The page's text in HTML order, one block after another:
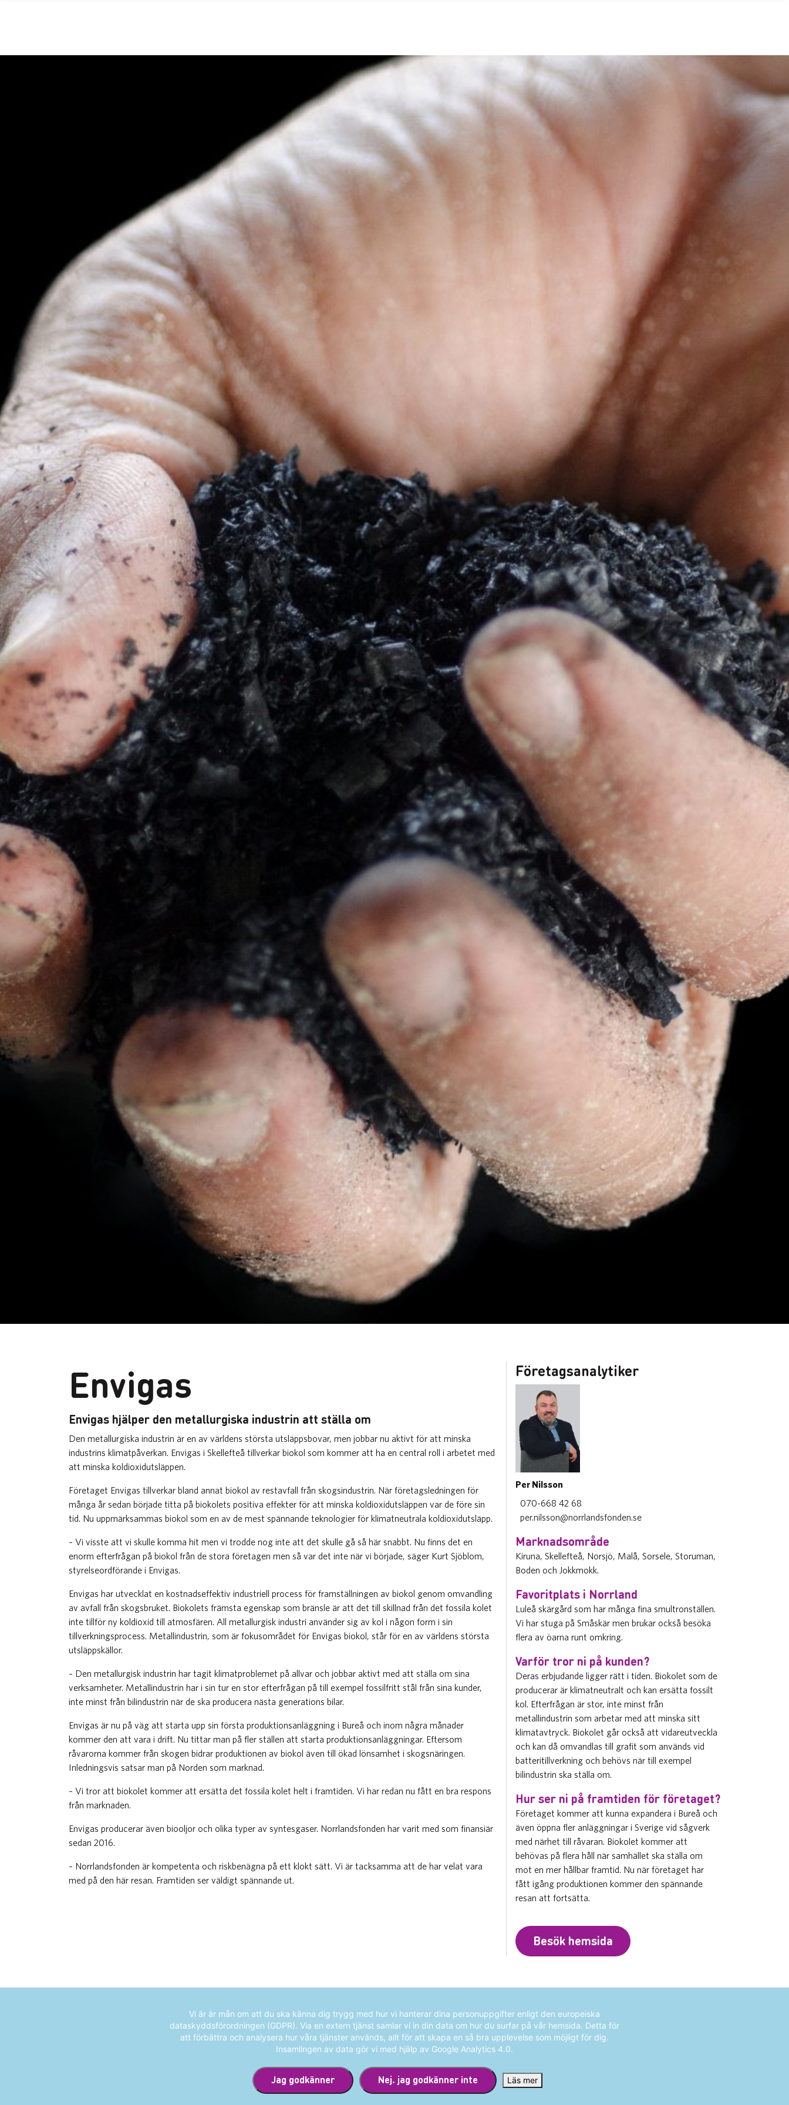
Envigas
Envigas hjälper den metallurgiska industrin att ställa om
Den metallurgiska industrin är en av världens största utsläppsbovar, men jobbar nu aktivt för att minska
industrins klimatpåverkan. Envigas i Skellefteå tillverkar biokol som kommer att ha en central roll i arbetet med
att minska koldioxidutsläppen.
Företaget Envigas tillverkar bland annat biokol av restavfall från skogsindustrin. När företagsledningen för
många år sedan började titta på biokolets positiva effekter för att minska koldioxidutsläppen var de före sin
tid. Nu uppmärksammas biokol som en av de mest spännande teknologier för klimatneutrala koldioxidutsläpp.
– Vi visste att vi skulle komma hit men vi trodde nog inte att det skulle gå så här snabbt. Nu finns det en
enorm efterfrågan på biokol från de stora företagen men så var det inte när vi började, säger Kurt Sjöblom,
styrelseordförande i Envigas.
Envigas har utvecklat en kostnadseffektiv industriell process för framställningen av biokol genom omvandling
av avfall från skogsbruket. Biokolets främsta egenskap som bränsle är att det till skillnad från det fossila kolet
inte tillför ny koldioxid till atmosfären. All metallurgisk industri använder sig av kol i någon form i sin
tillverkningsprocess. Metallindustrin, som är fokusområdet för Envigas biokol, står för en av världens största
utsläppskällor.
– Den metallurgisk industrin har tagit klimatproblemet på allvar och jobbar aktivt med att ställa om sina
verksamheter. Metallindustrin har i sin tur en stor efterfrågan på till exempel fossilfritt stål från sina kunder,
inte minst från bilindustrin när de ska producera nästa generations bilar.
Envigas är nu på väg att starta upp sin första produktionsanläggning i Bureå och inom några månader
kommer den att vara i drift. Nu tittar man på fler ställen att starta produktionsanläggningar. Eftersom
råvarorna kommer från skogen bidrar produktionen av biokol även till ökad lönsamhet i skogsnäringen.
Inledningsvis satsar man på Norden som marknad.
– Vi tror att biokolet kommer att ersätta det fossila kolet helt i framtiden. Vi har redan nu fått en bra respons
från marknaden.
Envigas producerar även biooljor och olika typer av syntesgaser. Norrlandsfonden har varit med som finansiär
sedan 2016.
– Norrlandsfonden är kompetenta och riskbenägna på ett klokt sätt. Vi är tacksamma att de har velat vara
med på den här resan. Framtiden ser väldigt spännande ut.
Företagsanalytiker
Per Nilsson
070-668 42 68
per.nilsson@norrlandsfonden.se
Marknadsområde
Kiruna, Skellefteå, Norsjö, Malå, Sorsele, Storuman,
Boden och Jokkmokk.
Favoritplats i Norrland
Luleå skärgård som har många fina smultronställen.
Vi har stuga på Småskär men brukar också besöka
flera av öarna runt omkring.
Varför tror ni på kunden?
Deras erbjudande ligger rätt i tiden. Biokolet som de
producerar är klimatneutralt och kan ersätta fossilt
kol. Efterfrågan är stor, inte minst från
metallindustrin som arbetar med att minska sitt
klimatavtryck. Biokolet går också att vidareutveckla
och kan då omvandlas till grafit som används vid
batteritillverkning och behövs när till exempel
bilindustrin ska ställa om.
Hur ser ni på framtiden för företaget?
Företaget kommer att kunna expandera i Bureå och
även öppna fler anläggningar i Sverige vid sågverk
med närhet till råvaran. Biokolet kommer att
behövas på flera håll när samhället ska ställa om
mot en mer hållbar framtid. Nu när företaget har
fått igång produktionen kommer den spännande
resan att fortsätta.
Besök hemsida
ANDRA KUNDCASE
Vi är är mån om att du ska känna dig trygg med hur vi hanterar dina personuppgifter enligt den europeiska
dataskyddsförordningen (GDPR). Via en extern tjänst samlar vi in din data om hur du surfar på vår hemsida. Detta för
att förbättra och analysera hur våra tjänster används, allt för att skapa en så bra upplevelse som möjligt för dig.
Insamlingen av data gör vi med hjälp av Google Analytics 4.0.
Jag godkänner Nej. jag godkänner inte Läs mer